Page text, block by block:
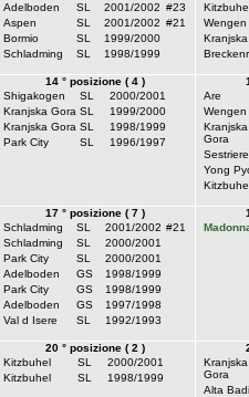
Adelboden
SL 2001/2002 #23
Aspen
SL 2001/2002 #21
Bormio
SL
1999/2000
Schladming
SL 1998/1999
Wengen
14 ° posizione ( 4 )
Shigakogen
SL
2000/2001
Kranjska Gora SL
1999/2000
Kranjska Gora SL
1998/1999
Park City
SL 1996/1997
Are
Wengen
Kranjska
Gora
Sestriere
Yong
17 ° posizione ( 7 )
Schladming
SL 2001/2002 #21
Schladming
SL
2000/2001
Park City
SL
2000/2001
Adelboden
GS
1998/1999
Park City
GS
1998/1999
Adelboden
GS
1997/1998
Val d Isere
SL 1992/1993
20 ° posizione ( 2 )
Kitzbuhel
SL
2000/2001
Kitzbuhel
SL 1998/1999
Kranjska
Gora
Alta